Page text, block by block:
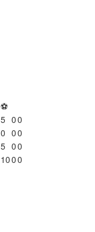
⚽
5 00
0 00
5 00
1000